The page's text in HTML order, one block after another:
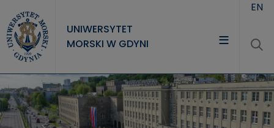
UNIWERSYTET
MORSKI W GDYNI
UNIWERSYTET
STUDIA
EN